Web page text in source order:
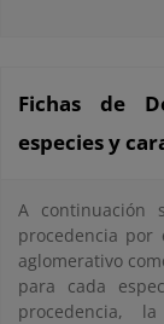
Fichas de
especies y
A continuación
procedencia por
aglomerativo
para cada
procedencia,